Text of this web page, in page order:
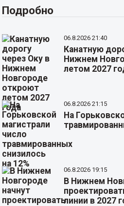
Подробно
06.8.2026 21:40
Канатную
Нижнем
летом 2027
06.8.2026 21:15
На
06.8.2026 19:15
В Нижнем
линии в 2027